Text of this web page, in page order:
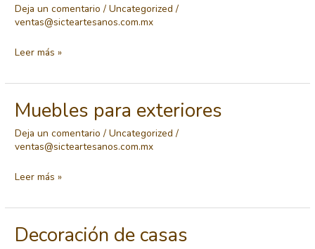
Deja un comentario /Uncategorized /
ventas@sicteartesanos.com.mx
Carpintería
Diseño
Leer más »
Muebles para exteriores
Deja un comentario /Uncategorized /
ventas@sicteartesanos.com.mx
Muebles
exteriores
Leer más »
Decoración de casas